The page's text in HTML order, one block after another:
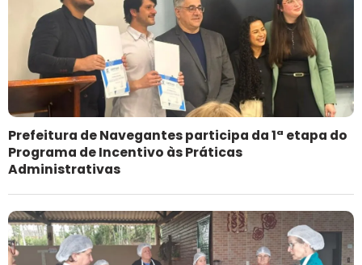
Prefeitura de Navegantes participa da 1ª etapa do
Programa de Incentivo às Práticas
Administrativas